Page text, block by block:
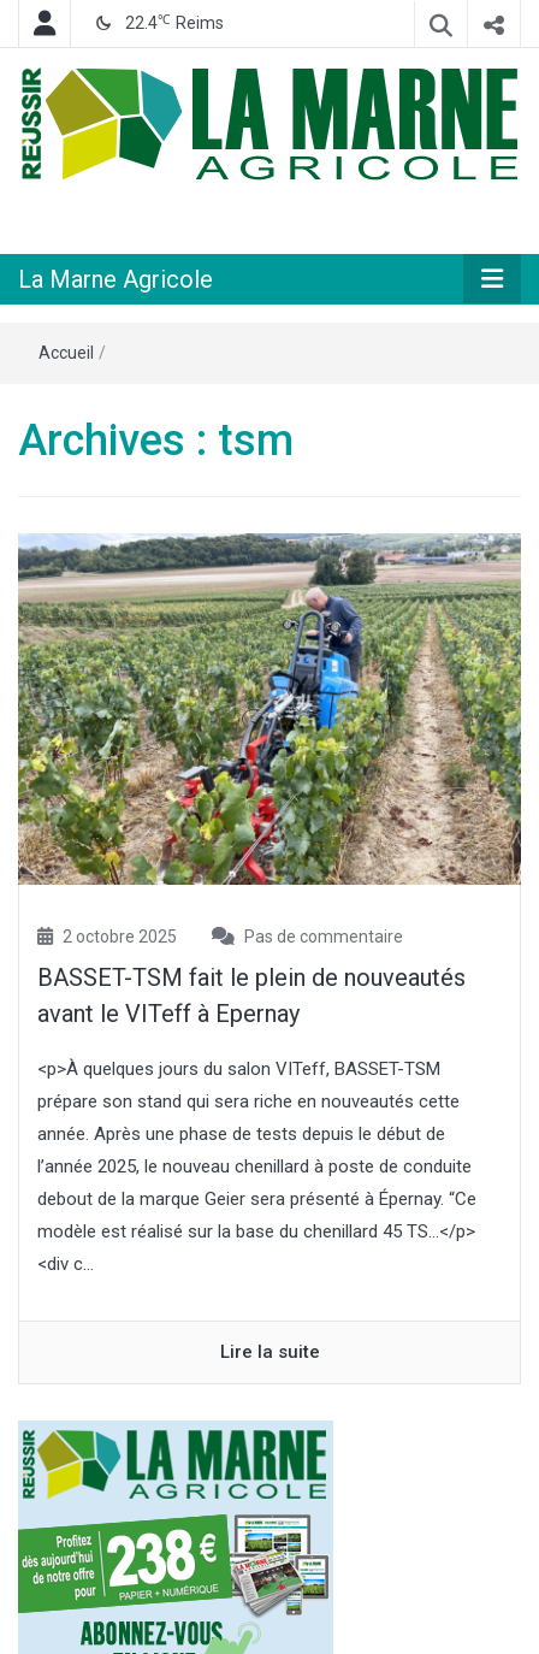
22.4℃ Reims
Agricole
La Marne Agricole
Accueil /
Archives : tsm
2 octobre 2025 Pas de commentaire
BASSET-TSM fait le plein de nouveautés
avant le VITeff à Epernay
<p>À quelques jours du salon VITeff, BASSET-TSM
prépare son stand qui sera riche en nouveautés cette
année. Après une phase de tests depuis le début de
l’année 2025, le nouveau chenillard à poste de conduite
debout de la marque Geier sera présenté à Épernay. “Ce
modèle est réalisé sur la base du chenillard 45 TS…</p>
<div c...
Lire la suite